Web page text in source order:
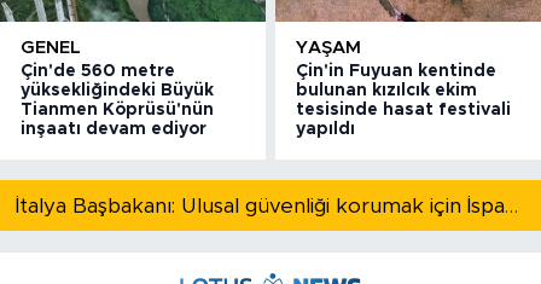
GENEL
Çin'de 560 metre
yüksekliğindeki Büyük
Tianmen Köprüsü'nün
inşaatı devam ediyor
YAŞAM
Çin'in Fuyuan kentinde
bulunan kızılcık ekim
tesisinde hasat festivali
yapıldı
İtalya Başbakanı: Ulusal güvenliği korumak için İspanya ile Schengen kapsamındaki serbest dolaşımı askıya alıyoruz